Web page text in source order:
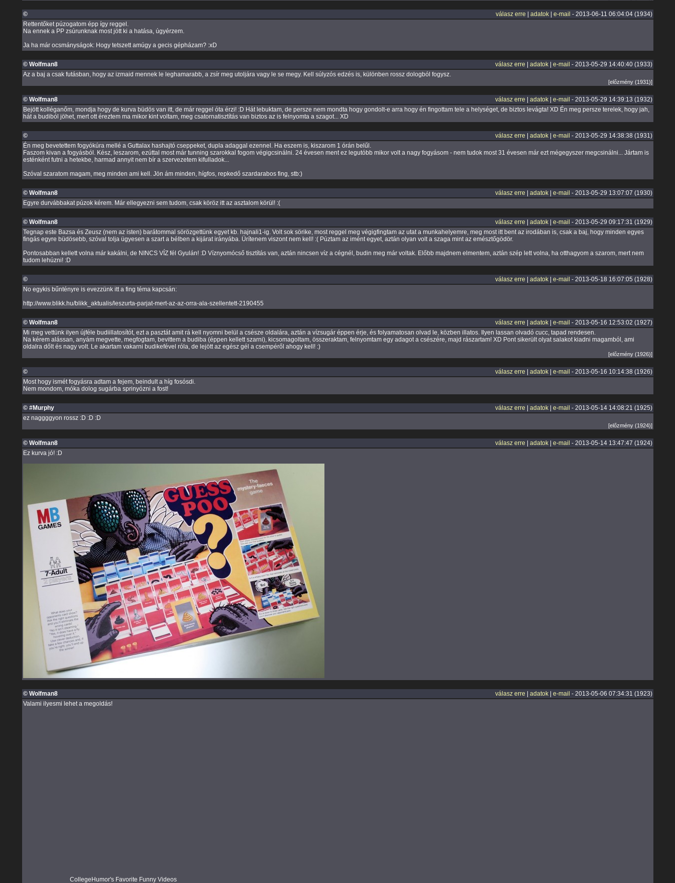
© válasz erre adatok| e-mail - 2013-06-11 06:04:04 (1934)
Rettentőket púzogatom épp így reggel.
Na ennek a PP zsúrunknak most jött ki a hatása, úgyérzem.
Ja ha már ocsmányságok: Hogy tetszett amúgy a gecis gépházam? :xD
© Wolfman8 válasz erre adatok| e-mail - 2013-05-29 14:40:40 (1933)
Az a baj a csak futásban, hogy az izmaid mennek le leghamarabb, a zsír meg utoljára vagy le se megy. Kell súlyzós edzés is, különben rossz dologból fogysz.
[előzmény (1931)]
© Wolfman8 válasz erre adatok| e-mail - 2013-05-29 14:39:13 (1932)
Bejött kolléganőm, mondja hogy de kurva büdös van itt, de már reggel óta érzi! :D Hát lebuktam, de persze nem mondta hogy gondolt-e arra hogy én fingottam tele a helységet, de biztos levágta! XD Én meg persze terelek, hogy jah,
hát a budiból jöhet, mert ott éreztem ma mikor kint voltam, meg csatornatisztítás van biztos az is felnyomta a szagot... XD
© válasz erre adatok| e-mail - 2013-05-29 14:38:38 (1931)
Én meg bevetettem fogyókúra mellé a Guttalax hashajtó cseppeket, dupla adaggal ezennel. Ha eszem is, kiszarom 1 órán belűl.
Faszom kivan a fogyásból. Kész, leszarom, ezúttal most már tunning szarokkal fogom végigcsinálni. 24 évesen ment ez legutóbb mikor volt a nagy fogyásom - nem tudok most 31 évesen már ezt mégegyszer megcsinálni... Jártam is
esténként futni a hetekbe, harmad annyit nem bír a szervezetem kifulladok...
Szóval szaratom magam, meg minden ami kell. Jön ám minden, hígfos, repkedő szardarabos fing, stb:)
© Wolfman8 válasz erre adatok| e-mail - 2013-05-29 13:07:07 (1930)
Egyre durvábbakat púzok kérem. Már ellegyezni sem tudom, csak köröz itt az asztalom körül! :(
© Wolfman8 válasz erre adatok| e-mail - 2013-05-29 09:17:31 (1929)
Tegnap este Bazsa és Zeusz (nem az isten) barátommal sörözgettünk egyet kb. hajnali1-ig. Volt sok sörike, most reggel meg végigfingtam az utat a munkahelyemre, meg most itt bent az irodában is, csak a baj, hogy minden egyes
fingás egyre büdösebb, szóval tolja ügyesen a szart a bélben a kijárat irányába. Ürítenem viszont nem kell! :( Púztam az imént egyet, aztán olyan volt a szaga mint az emésztőgödör.
Pontosabban kellett volna már kakálni, de NINCS VÍZ fél Gyulán! :D Víznyomócső tisztítás van, aztán nincsen víz a cégnél, budin meg már voltak. Előbb majdnem elmentem, aztán szép lett volna, ha otthagyom a szarom, mert nem
tudom lehúzni! :D
© válasz erre adatok| e-mail - 2013-05-18 16:07:05 (1928)
No egykis bűntényre is evezzünk itt a fing téma kapcsán:
http://www.blikk.hu/blikk_aktualis/leszurta-parjat-mert-az-az-orra-ala-szellentett-2190455
© Wolfman8 válasz erre adatok| e-mail - 2013-05-16 12:53:02 (1927)
Mi meg vettünk ilyen újféle budiillatosítót, ezt a pasztát amit rá kell nyomni belül a csésze oldalára, aztán a vízsugár éppen érje, és folyamatosan olvad le, közben illatos. Ilyen lassan olvadó cucc, tapad rendesen.
Na kérem alássan, anyám megvette, megfogtam, bevittem a budiba (éppen kellett szarni), kicsomagoltam, összeraktam, felnyomtam egy adagot a csészére, majd rászartam! XD Pont sikerült olyat salakot kiadni magamból, ami
oldalra dőlt és nagy volt. Le akartam vakarni budikefével róla, de lejött az egész gél a csempéről ahogy kell! :)
[előzmény (1926)]
© válasz erre adatok| e-mail - 2013-05-16 10:14:38 (1926)
Most hogy ismét fogyásra adtam a fejem, beindult a híg fosósdi.
Nem mondom, móka dolog sugárba sprinyózni a fost!
© #Murphy válasz erre adatok| e-mail - 2013-05-14 14:08:21 (1925)
ez naggggyon rossz :D :D :D
[előzmény (1924)]
© Wolfman8 válasz erre adatok| e-mail - 2013-05-14 13:47:47 (1924)
Ez kurva jó! :D
© Wolfman8 válasz erre adatok| e-mail - 2013-05-06 07:34:31 (1923)
Valami ilyesmi lehet a megoldás!
CollegeHumor's Favorite Funny Videos